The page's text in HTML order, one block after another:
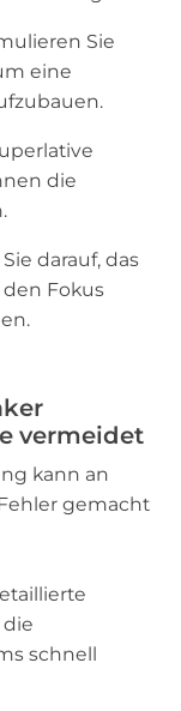
Sie
eine
die
darauf, das
Fokus
vermeidet
kann an
gemacht
schnell